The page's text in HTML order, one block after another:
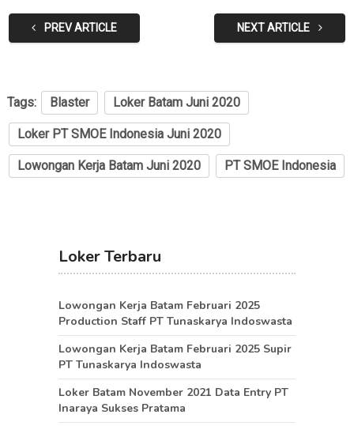
PREV ARTICLE NEXT ARTICLE
Tags: Blaster Loker Batam Juni 2020
Loker PT SMOE Indonesia Juni 2020
Lowongan Kerja Batam Juni 2020 PT SMOE Indonesia
Loker Terbaru
Lowongan Kerja Batam Februari 2025
Production Staff PT Tunaskarya Indoswasta
Lowongan Kerja Batam Februari 2025 Supir
PT Tunaskarya Indoswasta
Loker Batam November 2021 Data Entry PT
Inaraya Sukses Pratama